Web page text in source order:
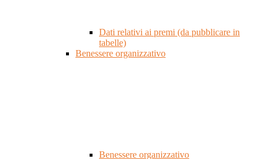
Dati relativi ai premi (da pubblicare in
tabelle)
Benessere organizzativo
Benessere organizzativo